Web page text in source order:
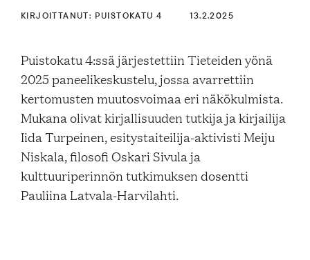
FAQ
KIRJOITTANUT: PUISTOKATU 4 13.2.2025
Puistokatu 4:ssä järjestettiin Tieteiden yönä
2025 paneelikeskustelu, jossa avarrettiin
kertomusten muutosvoimaa eri näkökulmista.
Mukana olivat kirjallisuuden tutkija ja kirjailija
Iida Turpeinen, esitystaiteilija-aktivisti Meiju
Niskala, filosofi Oskari Sivula ja
kulttuuriperinnön tutkimuksen dosentti
Pauliina Latvala-Harvilahti.